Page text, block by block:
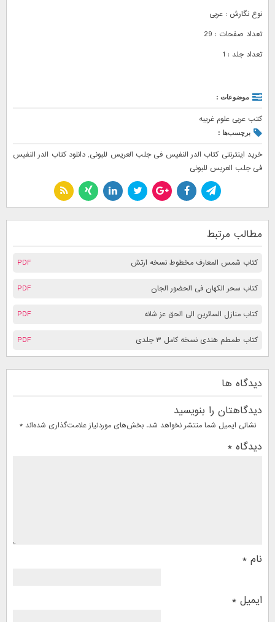
نوع نگارش : عربی
تعداد صفحات : 29
تعداد جلد : 1
موضوعات :
کتب عربی علوم غریبه
برچسب‌ها :
خرید اینترنتی کتاب الدر النفيس فى جلب العريس للبونى, دانلود کتاب الدر النفيس
فى جلب العريس للبونى
مطالب مرتبط
PDF کتاب شمس المعارف مخطوط نسخه ارتش
PDF کتاب سحر الکهان فی الحضور الجان
PDF کتاب منازل السائرین الی الحق عز شانه
PDF کتاب طمطم هندی نسخه کامل ۳ جلدی
دیدگاه ها
دیدگاهتان را بنویسید
نشانی ایمیل شما منتشر نخواهد شد. بخش‌های موردنیاز علامت‌گذاری شده‌اند*
دیدگاه *
نام *
ایمیل *